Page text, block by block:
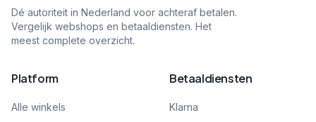
Dé autoriteit in Nederland voor achteraf betalen.
Vergelijk webshops en betaaldiensten. Het
meest complete overzicht.
Platform
Alle winkels
Betaaldiensten
Klarna